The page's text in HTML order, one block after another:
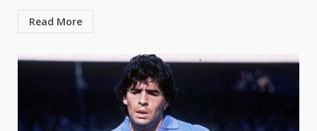
Read More